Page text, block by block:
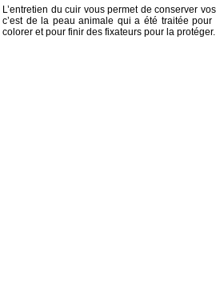
L’entretien du cuir vous permet de conserver
c’est de la peau animale qui a été traitée
colorer et pour finir des fixateurs pour la protéger.